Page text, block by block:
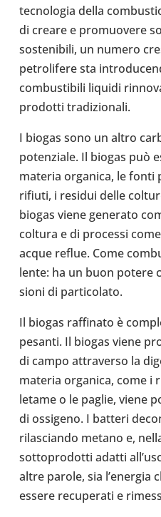
tec­no­lo­gia della
di creare e pro­muo­vere
soste­ni­bili, un numero
petro­li­fere sta
com­bu­sti­bili liquidi
pro­dotti tra­di­zio­nali.
I biogas sono un altro
poten­ziale. Il biogas può
materia orga­nica, le fonti
rifiuti, i residui delle
biogas viene gene­rato
col­tura e di pro­cessi
acque reflue. Come
lente: ha un buon potere
sioni di par­ti­co­lato.
Il biogas raf­fi­nato è
pesanti. Il biogas viene
di campo attra­verso la
materia orga­nica, come i
letame o le paglie, viene
di ossi­geno. I batteri
rila­sciando metano e,
sot­to­pro­dotti adatti
altre parole, sia l’e­ner­gia
essere recu­pe­rati e